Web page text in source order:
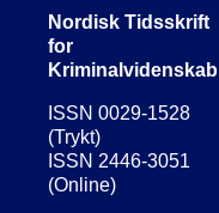
Nordisk Tidsskrift
for
Kriminalvidenskab
ISSN 0029-1528
(Trykt)
ISSN 2446-3051
(Online)